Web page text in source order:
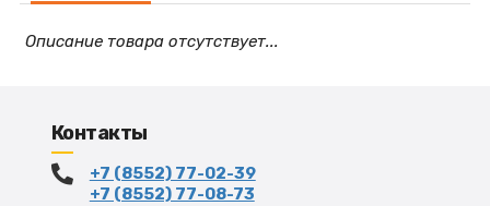
Описание товара отсутствует...
Контакты
+7 (8552) 77-02-39
+7 (8552) 77-08-73